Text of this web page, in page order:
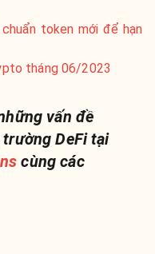
token mới để hạn
tháng 06/2023
vấn đề
trường DeFi tại
cùng các